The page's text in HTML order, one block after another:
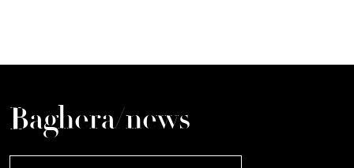
Baghera/news